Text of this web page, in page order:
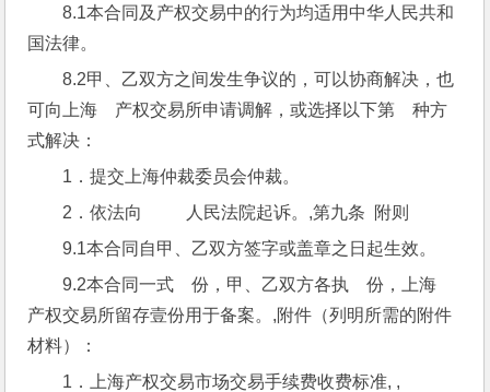
8.1本合同及产权交易中的行为均适用中华人民共和
国法律。
8.2甲、乙双方之间发生争议的，可以协商解决，也
可向上海    产权交易所申请调解，或选择以下第    种方
式解决：
1．提交上海仲裁委员会仲裁。
2．依法向          人民法院起诉。,第九条  附则
9.1本合同自甲、乙双方签字或盖章之日起生效。
9.2本合同一式    份，甲、乙双方各执    份，上海
产权交易所留存壹份用于备案。,附件（列明所需的附件
材料）：
1．上海产权交易市场交易手续费收费标准, ,